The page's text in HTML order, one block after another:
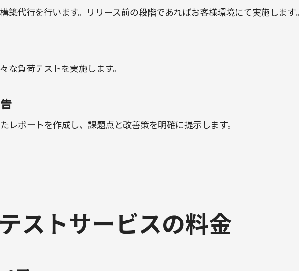
築代行を行います。リリース前の段階であればお客様環境にて実施します。
な負荷テストを実施します。
レポートを作成し、課題点と改善策を明確に提示します。
ストサービスの料金